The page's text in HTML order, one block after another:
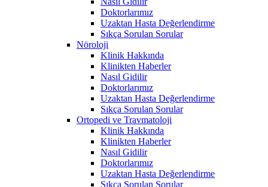
Doktorlarımız
Uzaktan Hasta Değerlendirme
Sıkça Sorulan Sorular
Nöroloji
Klinik Hakkında
Klinikten Haberler
Nasıl Gidilir
Doktorlarımız
Uzaktan Hasta Değerlendirme
Sıkça Sorulan Sorular
Ortopedi ve Travmatoloji
Klinik Hakkında
Klinikten Haberler
Nasıl Gidilir
Doktorlarımız
Uzaktan Hasta Değerlendirme
Sıkça Sorulan Sorular